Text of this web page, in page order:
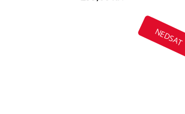
NEDSAT